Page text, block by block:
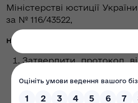
Міністерстві юстиції
за № 116/43522,
н а к а з у ю:
Затвердити протокол
року № 66 засідання
підприємств, установ
мають важливе